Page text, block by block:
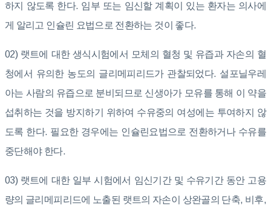
하지 않도록 한다. 임부 또는 임신할 계획이 있는 환자는 의사에
게 알리고 인슐린 요법으로 전환하는 것이 좋다.
02) 랫트에 대한 생식시험에서 모체의 혈청 및 유즙과 자손의 혈
청에서 유의한 농도의 글리메피리드가 관찰되었다. 설포닐우레
아는 사람의 유즙으로 분비되므로 신생아가 모유를 통해 이 약을
섭취하는 것을 방지하기 위하여 수유중의 여성에는 투여하지 않
도록 한다. 필요한 경우에는 인슐린요법으로 전환하거나 수유를
중단해야 한다.
03) 랫트에 대한 일부 시험에서 임신기간 및 수유기간 동안 고용
량의 글리메피리드에 노출된 랫트의 자손이 상완골의 단축, 비후,